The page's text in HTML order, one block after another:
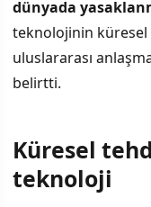
dünyada
teknolojinin
uluslararası
belirtti.
İÇINDEKILER
Küresel
teknoloji